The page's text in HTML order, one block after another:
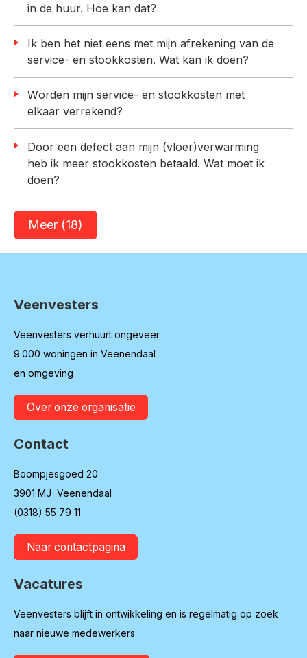
in de huur. Hoe kan dat?
Ik ben het niet eens met mijn afrekening van de
service- en stookkosten. Wat kan ik doen?
Worden mijn service- en stookkosten met
elkaar verrekend?
Door een defect aan mijn (vloer)verwarming
heb ik meer stookkosten betaald. Wat moet ik
doen?
Meer (18)
Contactinformatie
Veenvesters
Veenvesters verhuurt ongeveer
9.000 woningen in Veenendaal
en omgeving
Over onze organisatie
Contact
Boompjesgoed 20
3901 MJ Veenendaal
(0318) 55 79 11
Naar contactpagina
Vacatures
Veenvesters blijft in ontwikkeling en is regelmatig op zoek
naar nieuwe medewerkers